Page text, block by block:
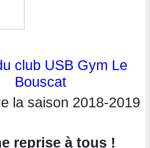
club USB Gym Le
Bouscat
la saison 2018-2019
reprise à tous !